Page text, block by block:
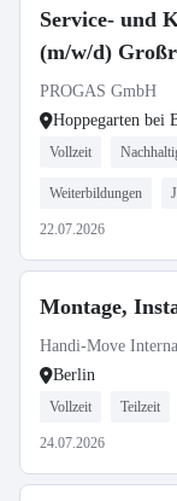
Service- und
(m/w/d)
PROGAS GmbH
Hoppegarten bei
Vollzeit
Weiterbildungen
22.07.2026
Montage,
Handi-Move
Berlin
Vollzeit Teilzeit
24.07.2026